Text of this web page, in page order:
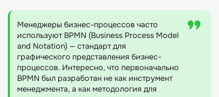
Менеджеры бизнес-процессов часто
используют BPMN (Business Process Model
and Notation) — стандарт для
графического представления бизнес-
процессов. Интересно, что первоначально
BPMN был разработан не как инструмент
менеджмента, а как методология для